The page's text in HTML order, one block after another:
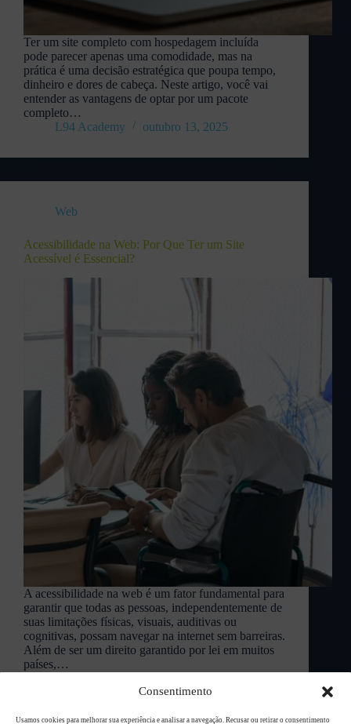
Consentimento
Usamos cookies para melhorar sua experiência e analisar a navegação. Recusar ou retirar o consentimento
Ter um site completo com hospedagem incluída
pode parecer apenas uma comodidade, mas na
prática é uma decisão estratégica que poupa tempo,
dinheiro e dores de cabeça. Neste artigo, você vai
entender as vantagens de optar por um pacote
completo…
L94 Academy
outubro 13, 2025
Web
Acessibilidade na Web: Por Que Ter um Site
Acessível é Essencial?
A acessibilidade na web é um fator fundamental para
garantir que todas as pessoas, independentemente de
suas limitações físicas, visuais, auditivas ou
cognitivas, possam navegar na internet sem barreiras.
Além de ser um direito garantido por lei em muitos
países,…